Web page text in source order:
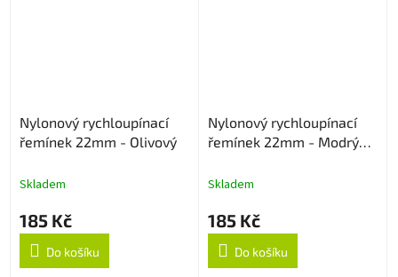
Nylonový rychloupínací
řemínek 22mm - Olivový
Skladem
185 Kč
Do košíku
Nylonový rychloupínací
řemínek 22mm - Modrý
Skladem
185 Kč
Do košíku